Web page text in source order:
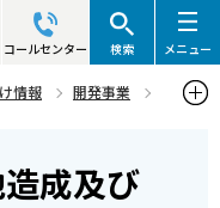
コールセンター 検索 メニュー
情報
開発事業
通称：盛土規制法）の
成及び